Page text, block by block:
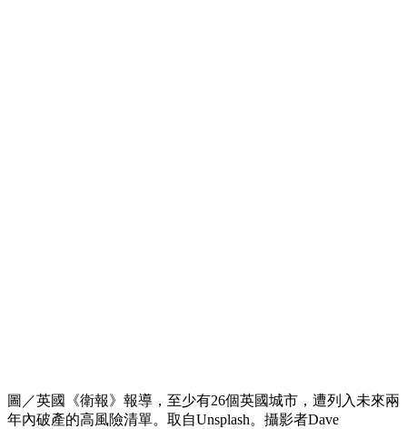
圖／英國《衛報》報導，至少有26個英國城市，遭列入未來兩
年內破產的高風險清單。取自Unsplash。攝影者Dave